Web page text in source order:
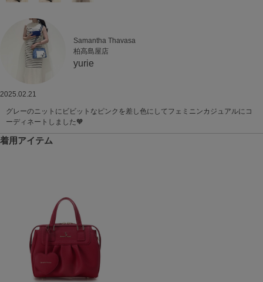
Samantha Thavasa
柏高島屋店
yurie
2025.02.21
グレーのニットにビビットなピンクを差し色にしてフェミニンカジュアルにコ
ーディネートしました🧡
着用アイテム